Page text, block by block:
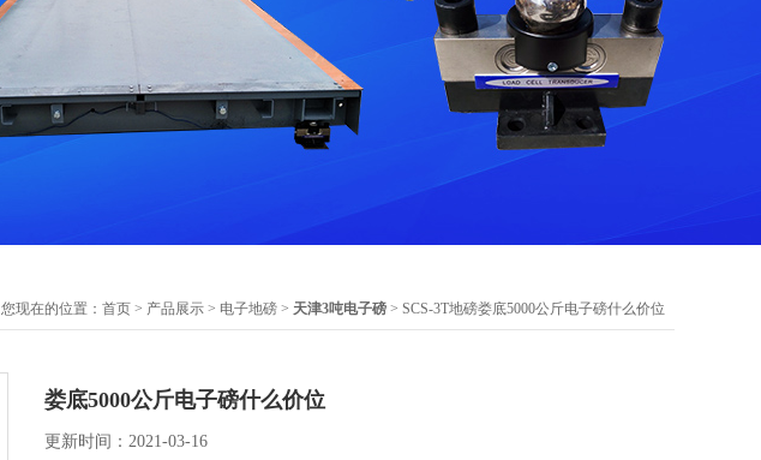
您现在的位置： 首页 > 产品展示 > 电子地磅 > 天津3吨电子磅 > SCS-3T地磅娄底5000公斤电子磅什么价位
娄底5000公斤电子磅什么价位
更新时间：2021-03-16